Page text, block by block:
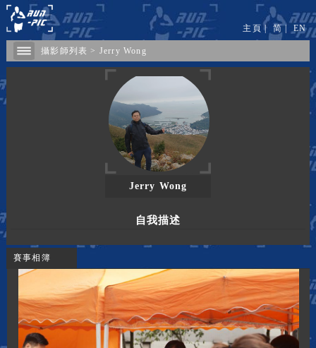
攝影師列表 > Jerry Wong
主頁 | 简| EN
Jerry Wong
自我描述
賽事相簿